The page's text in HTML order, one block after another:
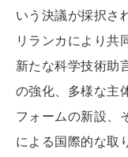
いう決議が採択さ
リランカにより共
新たな科学技術助
の強化、多様な主
フォームの新設、
による国際的な取